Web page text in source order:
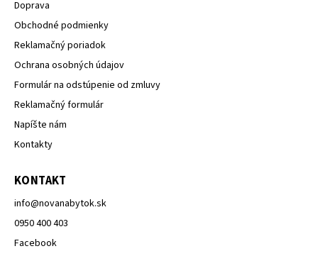
Doprava
Obchodné podmienky
Reklamačný poriadok
Ochrana osobných údajov
Formulár na odstúpenie od zmluvy
Reklamačný formulár
Napíšte nám
Kontakty
KONTAKT
info@novanabytok.sk
0950 400 403
Facebook